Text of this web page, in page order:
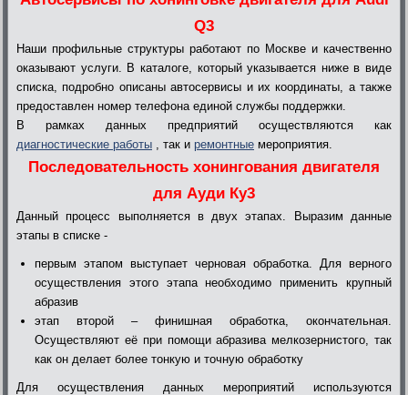
Q3
Наши профильные структуры работают по Москве и качественно
оказывают услуги. В каталоге, который указывается ниже в виде
списка, подробно описаны автосервисы и их координаты, а также
предоставлен номер телефона единой службы поддержки.
В рамках данных предприятий осуществляются как
диагностические работы , так и ремонтные мероприятия.
Последовательность хонингования двигателя
для Ауди Ку3
Данный процесс выполняется в двух этапах. Выразим данные
этапы в списке -
первым этапом выступает черновая обработка. Для верного
осуществления этого этапа необходимо применить крупный
абразив
этап второй – финишная обработка, окончательная.
Осуществляют её при помощи абразива мелкозернистого, так
как он делает более тонкую и точную обработку
Для осуществления данных мероприятий используются